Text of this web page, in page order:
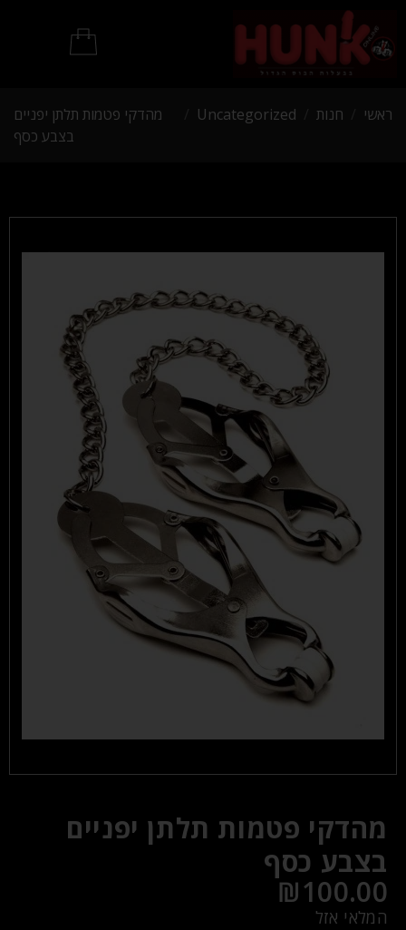
ראשי חנות Uncategorized
מהדקי פטמות תלתן יפניים
בצבע כסף
מהדקי פטמות תלתן יפניים
בצבע כסף
₪100.00
המלאי אזל